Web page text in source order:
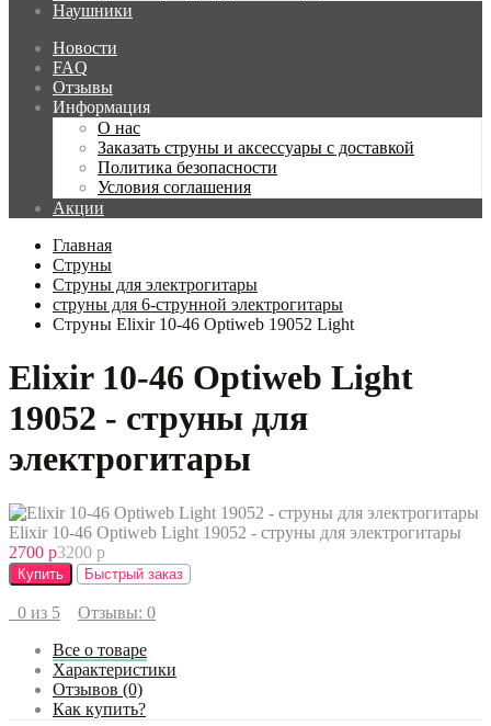
Наушники
Новости
FAQ
Отзывы
Информация
О нас
Заказать струны и аксессуары с доставкой
Политика безопасности
Условия соглашения
Акции
Главная
Струны
Струны для электрогитары
струны для 6-струнной электрогитары
Струны Elixir 10-46 Optiweb 19052 Light
Elixir 10-46 Optiweb Light
19052 - струны для
электрогитары
Elixir 10-46 Optiweb Light 19052 - струны для электрогитары
2700 р3200 р
Купить Быстрый заказ
0 из 5
Отзывы: 0
Все о товаре
Характеристики
Отзывов (0)
Как купить?